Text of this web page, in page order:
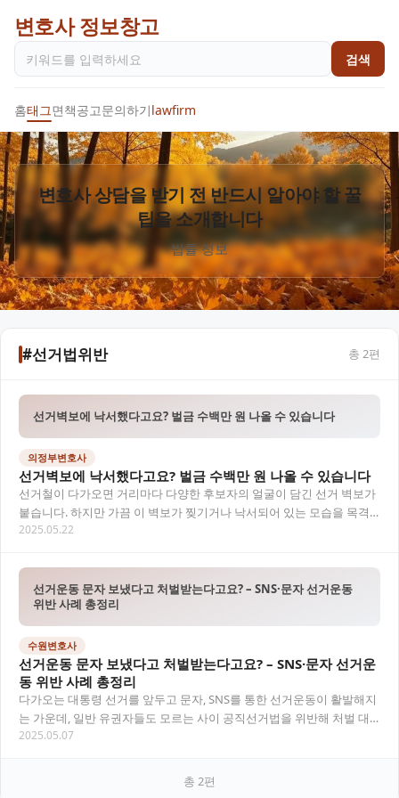
변호사 정보창고
검색
홈태그면책공고문의하기lawfirm
변호사 상담을 받기 전 반드시 알아야 할 꿀
팁을 소개합니다
법률 정보
#선거법위반 총 2편
선거벽보에 낙서했다고요? 벌금 수백만 원 나올 수 있습니다
의정부변호사
선거벽보에 낙서했다고요? 벌금 수백만 원 나올 수 있습니다
선거철이 다가오면 거리마다 다양한 후보자의 얼굴이 담긴 선거 벽보가
붙습니다. 하지만 가끔 이 벽보가 찢기거나 낙서되어 있는 모습을 목격
하게 되는데요, 이러한 행위는 단순한 낙서나…
2025.05.22
선거운동 문자 보냈다고 처벌받는다고요? – SNS·문자 선거운동
위반 사례 총정리
수원변호사
선거운동 문자 보냈다고 처벌받는다고요? – SNS·문자 선거운
동 위반 사례 총정리
다가오는 대통령 선거를 앞두고 문자, SNS를 통한 선거운동이 활발해지
는 가운데, 일반 유권자들도 모르는 사이 공직선거법을 위반해 처벌 대
상이 될 수 있습니다. 이 글에서는 실제…
2025.05.07
총 2편